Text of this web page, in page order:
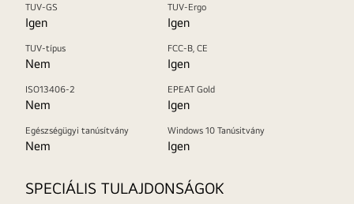
TUV-GS
Igen
TUV-Ergo
Igen
TUV-típus
Nem
FCC-B, CE
Igen
ISO13406-2
Nem
EPEAT Gold
Igen
Egészségügyi tanúsítvány
Nem
Windows 10 Tanúsitvány
Igen
SPECIÁLIS TULAJDONSÁGOK